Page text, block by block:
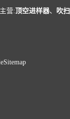
营:顶空进样器、 吹